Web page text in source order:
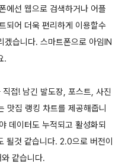
에선 웹으로 검색하거나 어플
되어 더욱 편리하게 이용할수
습니다. 스마트폰으로 아임IN
.
접! 남긴 발도장, 포스트, 사진
맛집 랭킹 차트를 제공해줍니
데이터도 누적되고 활성화되
될것 같습니다. 2.0으로 버전이
같습니다.